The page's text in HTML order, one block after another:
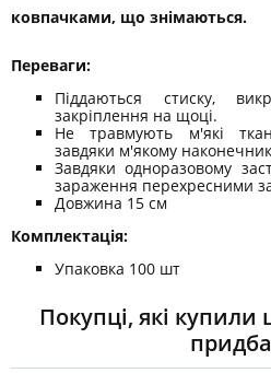
ковпачками, що знімаються.
Переваги:
Піддаються стиску,
закріплення на щоці.
Не травмують м'які
завдяки м'якому
Завдяки одноразовому
зараження перехресними
Довжина 15 см
Комплектація:
Упаковка 100 шт
Покупці, які купили